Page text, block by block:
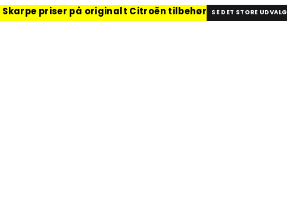
Skarpe priser på originalt Citroën tilbehør SE DET STORE UDVALG